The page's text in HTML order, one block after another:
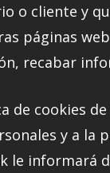
o cliente y
páginas
recabar
de cookies
y a la
le informará